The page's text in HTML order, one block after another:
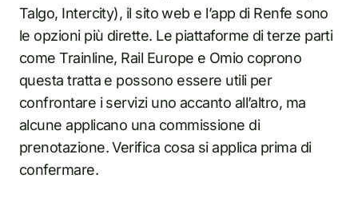
Talgo, Intercity), il sito web e l’app di Renfe sono
le opzioni più dirette. Le piattaforme di terze parti
come Trainline, Rail Europe e Omio coprono
questa tratta e possono essere utili per
confrontare i servizi uno accanto all’altro, ma
alcune applicano una commissione di
prenotazione. Verifica cosa si applica prima di
confermare.